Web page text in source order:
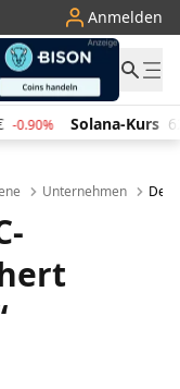
Anmelden
Kurs 62,83 € -1.20%
Unternehmen